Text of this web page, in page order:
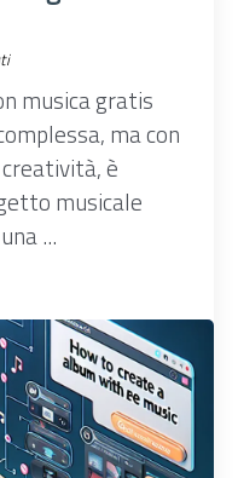
musica gratis
ma con
è
musicale
...